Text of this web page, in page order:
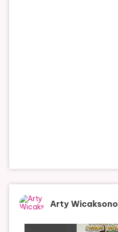
Arty Wicaksono